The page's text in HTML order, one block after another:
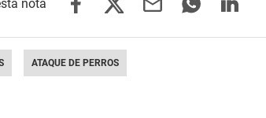
ATAQUE DE PERROS